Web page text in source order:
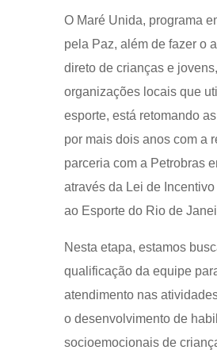
O Maré Unida, programa
pela Paz, além de fazer o
direto de crianças e
organizações locais que
esporte, está retomando
por mais dois anos com a
parceria com a Petrobras
através da Lei de
ao Esporte do Rio de
Nesta etapa, estamos
qualificação da equipe
atendimento nas
o desenvolvimento de
socioemocionais de